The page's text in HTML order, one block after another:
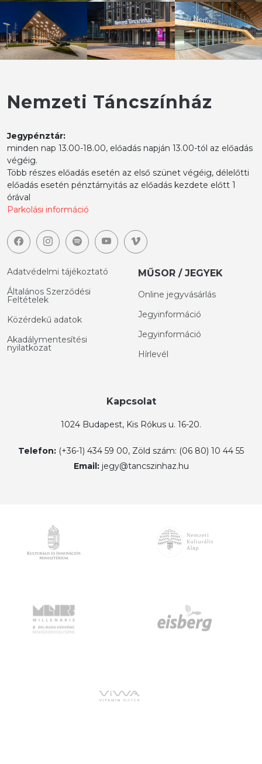
Nemzeti Táncszínház
Jegypénztár:
minden nap 13.00-18.00, előadás napján 13.00-tól az előadás
végéig.
Több részes előadás esetén az első szünet végéig, délelőtti
előadás esetén pénztárnyitás az előadás kezdete előtt 1
órával
Parkolási információ
Adatvédelmi tájékoztató
Általános Szerződési
Feltételek
Közérdekű adatok
Akadálymentesítési
nyilatkozat
MŰSOR / JEGYEK
Online jegyvásárlás
Jegyinformáció
Jegyinformáció
Hírlevél
Kapcsolat
1024 Budapest, Kis Rókus u. 16-20.
Telefon: (+36-1) 434 59 00, Zöld szám: (06 80) 10 44 55
Email: jegy@tancszinhaz.hu